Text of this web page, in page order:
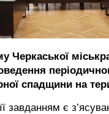
Черкаської
спадщини на
завданням є